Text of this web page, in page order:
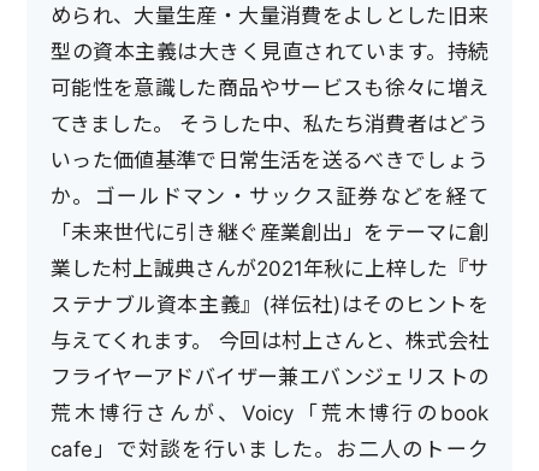
められ、大量生産・大量消費をよしとした旧来
型の資本主義は大きく見直されています。持続
可能性を意識した商品やサービスも徐々に増え
てきました。 そうした中、私たち消費者はどう
いった価値基準で日常生活を送るべきでしょう
か。ゴールドマン・サックス証券などを経て
「未来世代に引き継ぐ産業創出」をテーマに創
業した村上誠典さんが2021年秋に上梓した『サ
ステナブル資本主義』(祥伝社)はそのヒントを
与えてくれます。 今回は村上さんと、株式会社
フライヤーアドバイザー兼エバンジェリストの
荒木博行さんが、Voicy「荒木博行のbook
cafe」で対談を行いました。お二人のトーク